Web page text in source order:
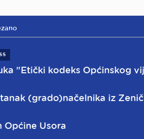
"Etički kodeks Općinskog
(grado)načelnika iz
Općine Usora